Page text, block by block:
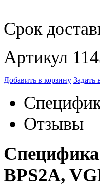
Срок
Артикул
Добавить в корзину Задать
Отзывы
BPS2A,